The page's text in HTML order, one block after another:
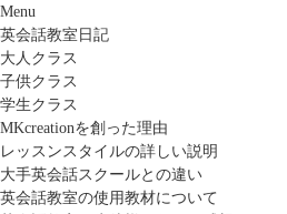
Menu
英会話教室日記
大人クラス
子供クラス
学生クラス
MKcreationを創った理由
レッスンスタイルの詳しい説明
大手英会話スクールとの違い
英会話教室の使用教材について